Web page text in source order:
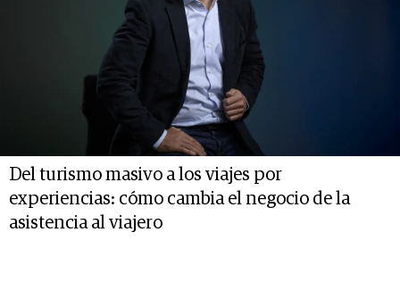
Del turismo masivo a los viajes por
experiencias: cómo cambia el negocio de la
asistencia al viajero